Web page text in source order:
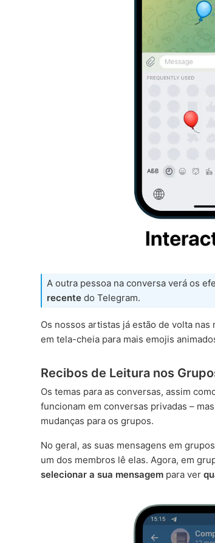
A outra pessoa na conversa verá os
recente do Telegram.
Os nossos artistas já estão de volta
em tela-cheia para mais emojis
Recibos de Leitura nos
Os temas para as conversas, assim
funcionam em conversas privadas –
mudanças para os grupos.
No geral, as suas mensagens em
um dos membros lê elas. Agora, em
selecionar a sua mensagem para ver